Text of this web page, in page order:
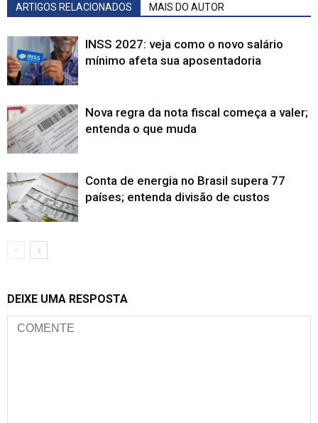
ARTIGOS RELACIONADOS MAIS DO AUTOR
INSS 2027: veja como o novo salário
mínimo afeta sua aposentadoria
Nova regra da nota fiscal começa a valer;
entenda o que muda
Conta de energia no Brasil supera 77
países; entenda divisão de custos
DEIXE UMA RESPOSTA